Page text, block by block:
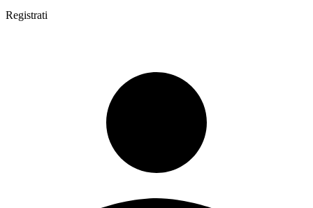
Registrati